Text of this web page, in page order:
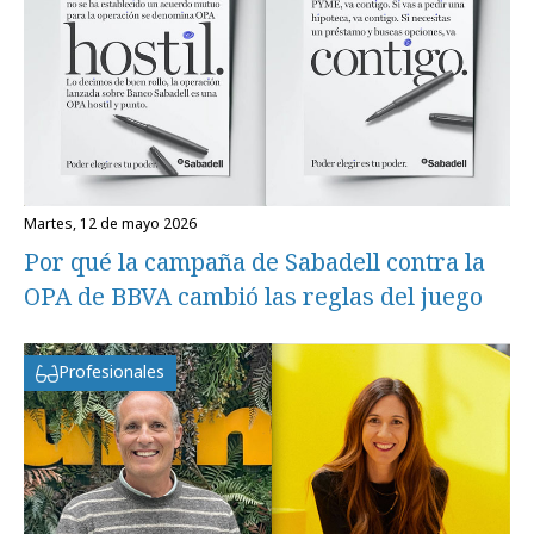
martes, 12 de mayo 2026
Por qué la campaña de Sabadell contra la
OPA de BBVA cambió las reglas del juego
Profesionales